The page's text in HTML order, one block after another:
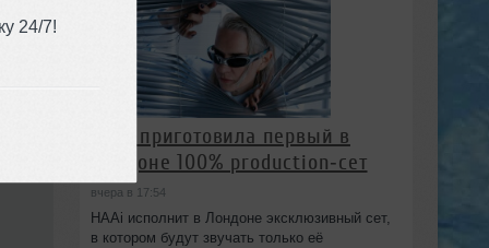
24/7!
HAAi приготовила первый в
Лондоне 100% production‑сет
вчера в 17:54
HAAi исполнит в Лондоне эксклюзивный сет,
в котором будут звучать только её